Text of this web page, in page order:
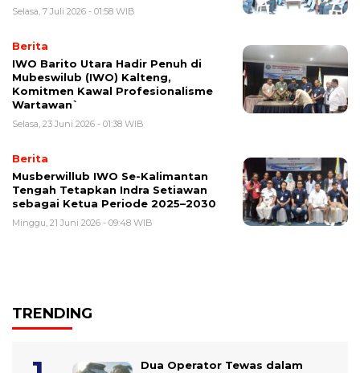
Selasa, 7 Juli 2026 - 01:58 WIB
Berita
IWO Barito Utara Hadir Penuh di
Mubeswilub (IWO) Kalteng,
Komitmen Kawal Profesionalisme
Wartawan`
Selasa, 23 Juni 2026 - 01:38 WIB
Berita
Musberwillub IWO Se-Kalimantan
Tengah Tetapkan Indra Setiawan
sebagai Ketua Periode 2025–2030
Minggu, 21 Juni 2026 - 09:48 WIB
TRENDING
Dua Operator Tewas dalam